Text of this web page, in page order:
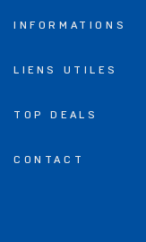
INFORMATIONS
LIENS UTILES
TOP DEALS
CONTACT